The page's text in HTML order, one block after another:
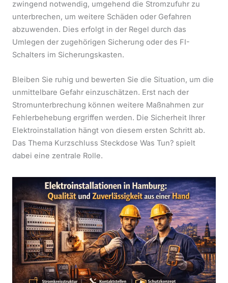
zwingend notwendig, umgehend die Stromzufuhr zu
unterbrechen, um weitere Schäden oder Gefahren
abzuwenden. Dies erfolgt in der Regel durch das
Umlegen der zugehörigen Sicherung oder des FI-
Schalters im Sicherungskasten.
Bleiben Sie ruhig und bewerten Sie die Situation, um die
unmittelbare Gefahr einzuschätzen. Erst nach der
Stromunterbrechung können weitere Maßnahmen zur
Fehlerbehebung ergriffen werden. Die Sicherheit Ihrer
Elektroinstallation hängt von diesem ersten Schritt ab.
Das Thema Kurzschluss Steckdose Was Tun? spielt
dabei eine zentrale Rolle.